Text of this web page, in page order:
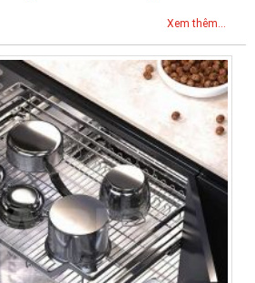
Xem thêm...